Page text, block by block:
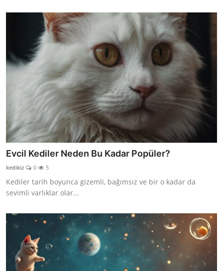
Evcil Kediler Neden Bu Kadar Popüler?
kedikiz 0 5
Kediler tarih boyunca gizemli, bağımsız ve bir o kadar da
sevimli varlıklar olar...